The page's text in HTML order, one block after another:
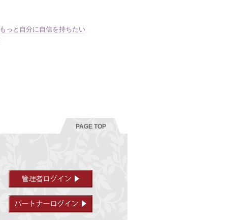
もっと自分に自信を持ちたい
PAGE TOP